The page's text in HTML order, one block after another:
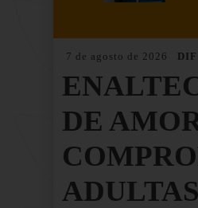
7 de agosto de 2026
DE